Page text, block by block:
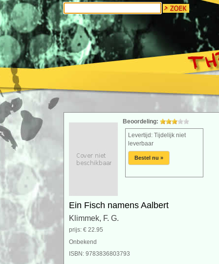
Beoordeling:
Levertijd: Tijdelijk niet
leverbaar
Bestel nu »
Ein Fisch namens Aalbert
Klimmek, F. G.
prijs: € 22.95
Onbekend
ISBN: 9783836803793